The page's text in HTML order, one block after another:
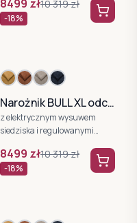
8499 zł10 319zł
-18%
Narożnik BULL XL odcienie szarości
z elektrycznym wysuwem
siedziska i regulowanymi
8499 zł10 319zł
-18%